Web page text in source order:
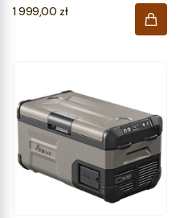
Cena
1 999,00 zł